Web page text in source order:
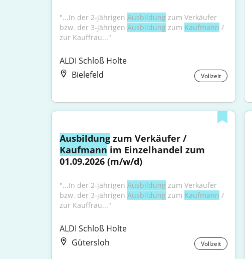
"...In der 2-jährigen Ausbildung zum Verkäufer
bzw. der 3-jährigen Ausbildung zum Kaufmann /
zur Kauffrau..."
ALDI Schloß Holte
Bielefeld
Vollzeit
Ausbildung
zum Verkäufer /
Kaufmann im Einzelhandel zum
01.09.2026 (m/w/d)
"...In der 2-jährigen Ausbildung zum Verkäufer
bzw. der 3-jährigen Ausbildung zum Kaufmann /
zur Kauffrau..."
ALDI Schloß Holte
Gütersloh
Vollzeit